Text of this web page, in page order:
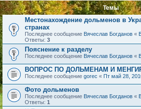
Темы
Местонахождение дольменов в
странах
Последнее сообщение Вячеслав Богданов «
Ответы: 3
Пояснение к разделу
Последнее сообщение Вячеслав Богданов «
ВОПРОС ПО ДОЛЬМЕНАМ И
Последнее сообщение gorec « Пт май 28,
Фото дольменов
Последнее сообщение Вячеслав Богданов «
Ответы: 1